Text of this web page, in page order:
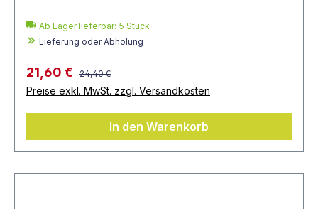
Ab Lager lieferbar: 5 Stück
Lieferung oder Abholung
21,60 € 24,40 €
Preise exkl. MwSt. zzgl. Versandkosten
In den Warenkorb